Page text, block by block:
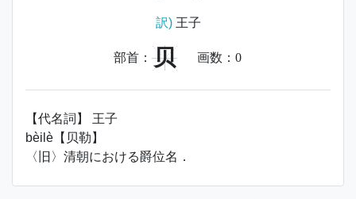
訳)王子
部首： 贝 画数： 0
【代名詞】 王子
bèilè【贝勒】
〈旧〉清朝における爵位名．